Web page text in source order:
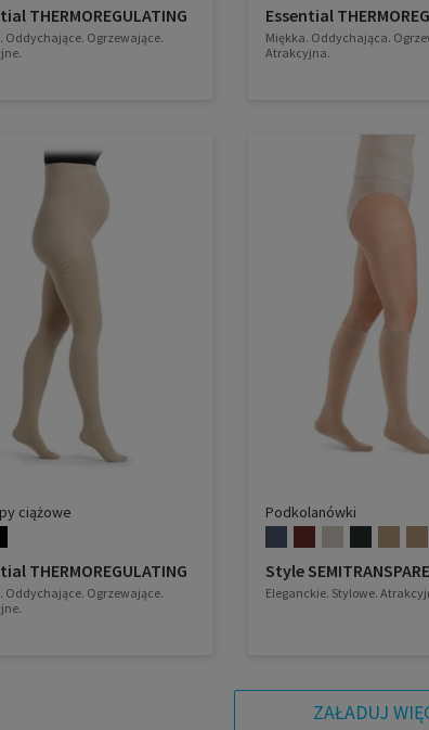
THERMOREGULATING
Oddychające. Ogrzewające.
Essential
Miękka. Oddychająca.
Atrakcyjna.
ciążowe
THERMOREGULATING
Oddychające. Ogrzewające.
Podkolanówki
Style
Eleganckie. Stylowe.
ZAŁADUJ